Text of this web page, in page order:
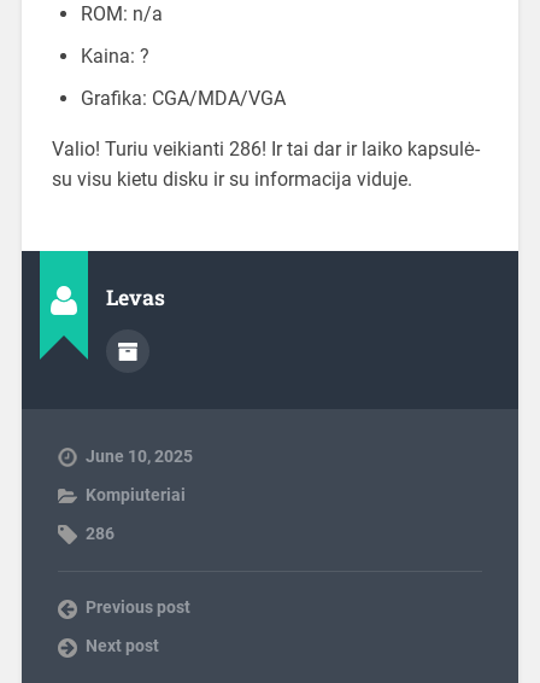
ROM: n/a
Kaina: ?
Grafika: CGA/MDA/VGA
Valio! Turiu veikianti 286! Ir tai dar ir laiko kapsulė-
su visu kietu disku ir su informacija viduje.
Levas
June 10, 2025
Kompiuteriai
286
Previous post
Next post